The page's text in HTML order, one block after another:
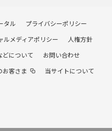
タル
プライバシーポリシー
ルメディアポリシー
人権方針
について
お問い合わせ
お客さま 当サイトについて